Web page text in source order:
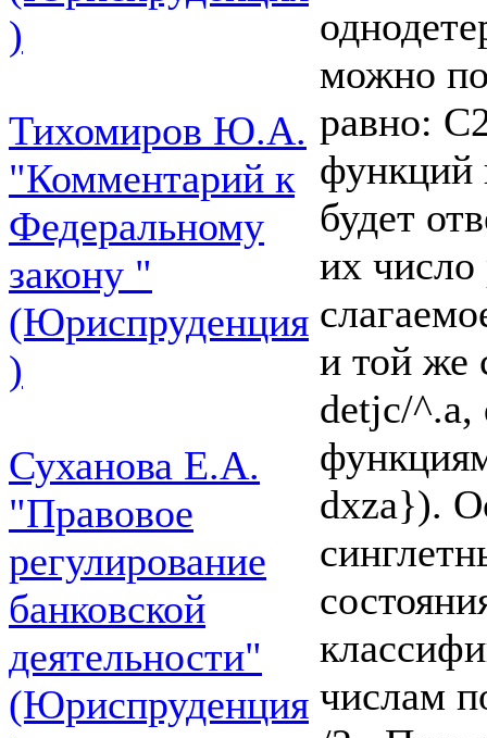
)
Тихомиров Ю.А.
"Комментарий к
Федеральному
закону "
(Юриспруденция
)
Суханова Е.А.
"Правовое
регулирование
банковской
деятельности"
(Юриспруденция
можно
равно:
функций
будет
их
и той же
detjc/^.a,
dxza}).
числам